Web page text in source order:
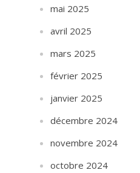
mai 2025
avril 2025
mars 2025
février 2025
janvier 2025
décembre 2024
novembre 2024
octobre 2024